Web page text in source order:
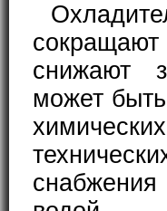
снижают
может